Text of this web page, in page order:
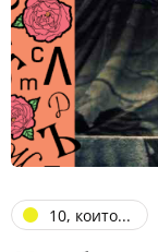
10, които...